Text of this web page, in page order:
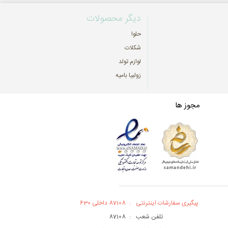
دیگر محصولات
حلوا
شکلات
لوازم تولد
زولبیا بامیه
مجوز ها
پیگیری سفارشات اینترنتی : 87108 داخلی 630
تلفن شعب :
87108